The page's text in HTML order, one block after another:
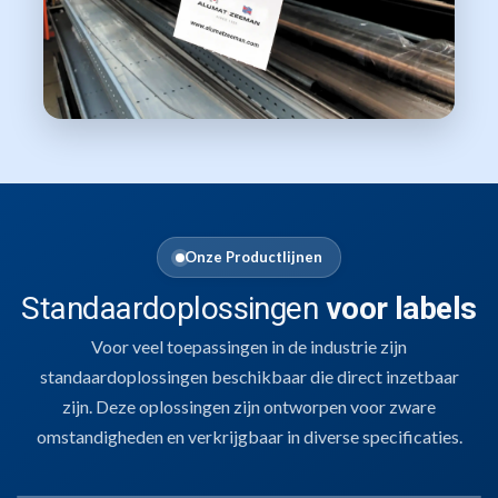
Onze Productlijnen
Standaardoplossingen voor labels
Voor veel toepassingen in de industrie zijn
standaardoplossingen beschikbaar die direct inzetbaar
zijn. Deze oplossingen zijn ontworpen voor zware
omstandigheden en verkrijgbaar in diverse specificaties.